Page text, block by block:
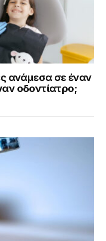
ανάμεσα σε έναν
οδοντίατρο;